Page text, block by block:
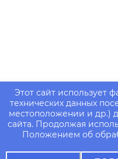
Этот сайт использует
технических данных
местоположении и др.)
сайта. Продолжая
Положением об